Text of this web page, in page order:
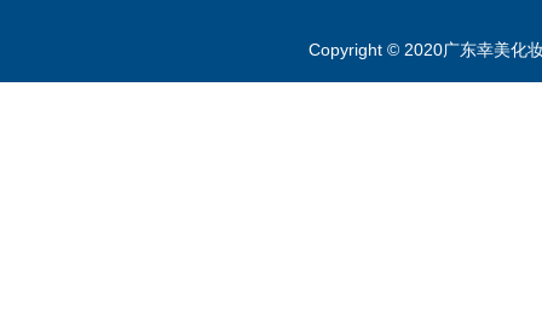
Copyright © 2020广东幸美化